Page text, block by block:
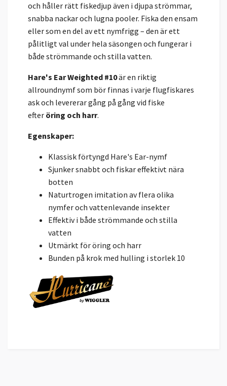
och håller rätt fiskedjup även i djupa strömmar,
snabba nackar och lugna pooler. Fiska den ensam
eller som en del av ett nymfrigg – den är ett
pålitligt val under hela säsongen och fungerar i
både strömmande och stilla vatten.
Hare's Ear Weighted #10är en riktig
allroundnymf som bör finnas i varje flugfiskares
ask och levererar gång på gång vid fiske
efter öring och harr.
Egenskaper:
Klassisk förtyngd Hare's Ear-nymf
Sjunker snabbt och fiskar effektivt nära
botten
Naturtrogen imitation av flera olika
nymfer och vattenlevande insekter
Effektiv i både strömmande och stilla
vatten
Utmärkt för öring och harr
Bunden på krok med hulling i storlek 10